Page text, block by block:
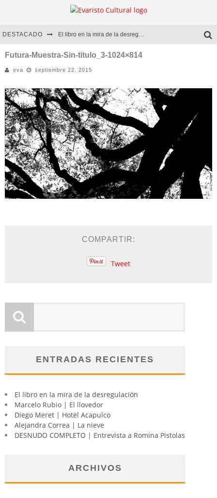
DESTACADO El libro en la mira de la desregulación
Marcelo Rubio | El llovedor
Diego Meret | Hotel Acapulco
Alejandra Correa | La nieve
Futura-Muestra-Sin-titulo_3-1024×814
eva septiembre 22, 2015
COMPARTIR:
Tweet
ENTRADAS RECIENTES
El libro en la mira de la desregulación
Marcelo Rubio | El llovedor
Diego Meret | Hotel Acapulco
Alejandra Correa | La nieve
DESNUDO COMPLETO | Entrevista a Romina Pistolas
ARCHIVOS